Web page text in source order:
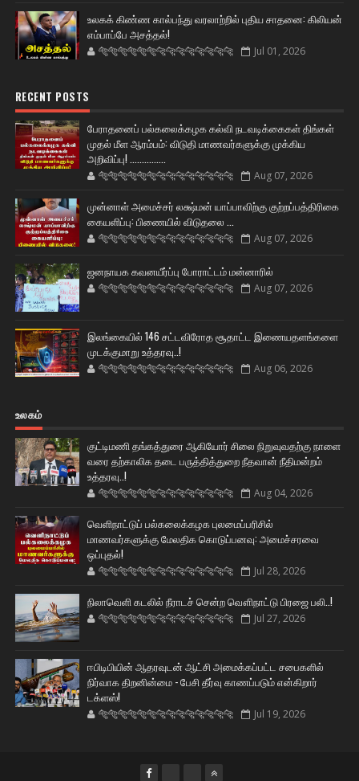
உலகக் கிண்ண கால்பந்து வரலாற்றில் புதிய சாதனை: கிலியன்
எம்பாப்பே அசத்தல்!
🐅🐅🐅🐅🐅🐅🐆🐆🐆🐆🐆🐆🐆🐆 Jul 01, 2026
RECENT POSTS
பேராதனைப் பல்கலைக்கழக கல்வி நடவடிக்கைகள் திங்கள்
முதல் மீள ஆரம்பம்: விடுதி மாணவர்களுக்கு முக்கிய
அறிவிப்பு! ...............
🐅🐅🐅🐅🐅🐅🐆🐆🐆🐆🐆🐆🐆🐆 Aug 07, 2026
முன்னாள் அமைச்சர் லக்ஷ்மன் யாப்பாவிற்கு குற்றப்பத்திரிகை
கையளிப்பு: பிணையில் விடுதலை ...
🐅🐅🐅🐅🐅🐅🐆🐆🐆🐆🐆🐆🐆🐆 Aug 07, 2026
ஜனநாயக கவனயீர்ப்பு போராட்டம் மன்னாரில்
🐅🐅🐅🐅🐅🐅🐆🐆🐆🐆🐆🐆🐆🐆 Aug 07, 2026
இலங்கையில் 146 சட்டவிரோத சூதாட்ட இணையதளங்களை
முடக்குமாறு உத்தரவு..!
🐅🐅🐅🐅🐅🐅🐆🐆🐆🐆🐆🐆🐆🐆 Aug 06, 2026
உலகம்
குட்டிமணி தங்கத்துரை ஆகியோர் சிலை நிறுவுவதற்கு நாளை
வரை தற்காலிக தடை பருத்தித்துறை நீதவான் நீதிமன்றம்
உத்தரவு..!
🐅🐅🐅🐅🐅🐅🐆🐆🐆🐆🐆🐆🐆🐆 Aug 04, 2026
வெளிநாட்டுப் பல்கலைக்கழக புலமைப்பரிசில்
மாணவர்களுக்கு மேலதிக கொடுப்பனவு: அமைச்சரவை
ஒப்புதல்!
🐅🐅🐅🐅🐅🐅🐆🐆🐆🐆🐆🐆🐆🐆 Jul 28, 2026
நிலாவெளி கடலில் நீராடச் சென்ற வௌிநாட்டு பிரஜை பலி..!
🐅🐅🐅🐅🐅🐅🐆🐆🐆🐆🐆🐆🐆🐆 Jul 27, 2026
ஈபிடிபியின் ஆதரவுடன் ஆட்சி அமைக்கப்பட்ட சபைகளில்
நிர்வாக திறனின்மை - பேசி தீர்வு காணப்படும் என்கிறார்
டக்ளஸ்!
🐅🐅🐅🐅🐅🐅🐆🐆🐆🐆🐆🐆🐆🐆 Jul 19, 2026